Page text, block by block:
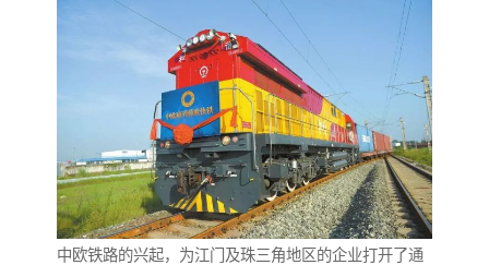
中欧铁路的兴起，为江门及珠三角地区的企业打开了通